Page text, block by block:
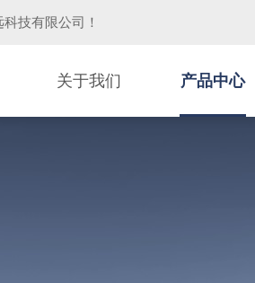
技有限公司 ！
关于我们 产品中心